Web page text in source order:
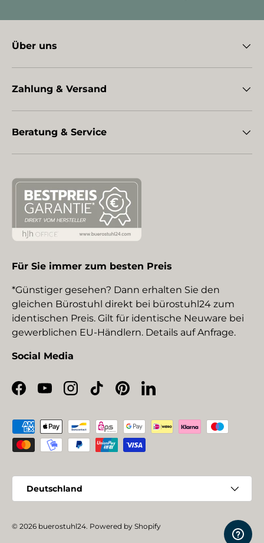
Über uns
Zahlung & Versand
Beratung & Service
Für Sie immer zum besten Preis
*Günstiger gesehen? Dann erhalten Sie den
gleichen Bürostuhl direkt bei bürostuhl24 zum
identischen Preis. Gilt für identische Neuware bei
gewerblichen EU-Händlern. Details auf Anfrage.
Social Media
Facebook
YouTubeInstagram
TikTokPinterestLinkedIn
Zahlungsmethoden
Deutschland
© 2026 buerostuhl24. Powered by Shopify